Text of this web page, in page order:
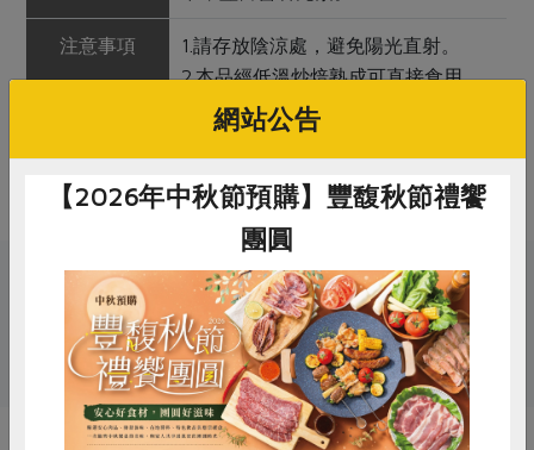
注意事項
1.請存放陰涼處，避免陽光直射。
2.本品經低溫炒焙熟成可直接食用。
3.脫氧保鮮劑開封後請取出。
4.開封後未食用完畢，務請放置冰箱
關鍵字
# 喜願
惜食 RPET 食譜 減硝酸鹽
雞蛋 食安 共同購買
網站公告
【2026年中秋節預購】豐馥秋節禮饗
團圓